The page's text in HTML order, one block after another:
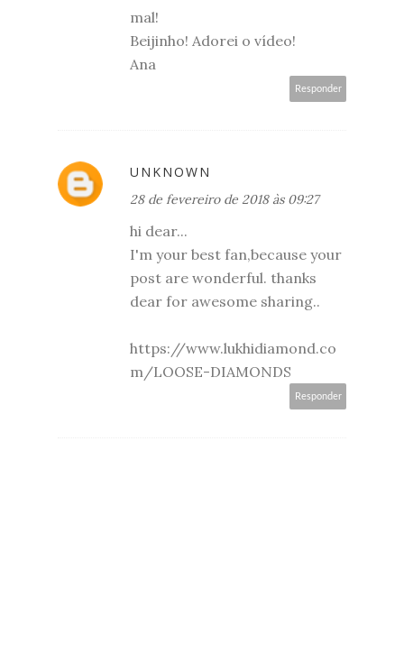
mal!
Beijinho! Adorei o vídeo!
Ana
Responder
UNKNOWN
28 de fevereiro de 2018 às 09:27
hi dear...
I'm your best fan,because your
post are wonderful. thanks
dear for awesome sharing..
https://www.lukhidiamond.co
m/LOOSE-DIAMONDS
Responder